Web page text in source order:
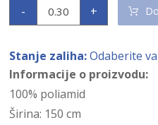
- +
Stanje zaliha: Odaberite
Informacije o proizvodu:
100% poliamid
Širina: 150 cm